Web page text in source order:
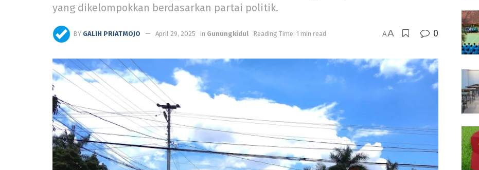
yang dikelompokkan berdasarkan partai politik.
BY GALIH PRIATMOJO April 29, 2025 in Gunungkidul Reading Time: 1 min read AA 0